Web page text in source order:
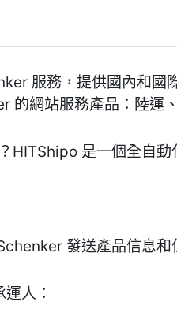
服務，提供國內和國
的網站服務產品：陸運
HITShipo 是一個全自動
發送產品信息和
人：